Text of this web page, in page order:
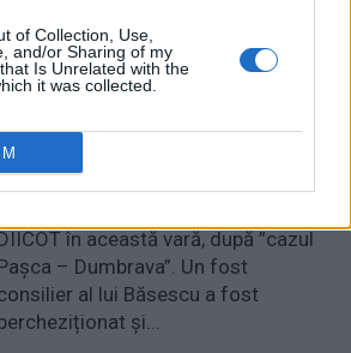
of Collection, Use,
and/or Sharing of my
Is Unrelated with the
it was collected.
în această vară, după ”cazul
– Dumbrava”. Un fost
al lui Băsescu a fost
și...